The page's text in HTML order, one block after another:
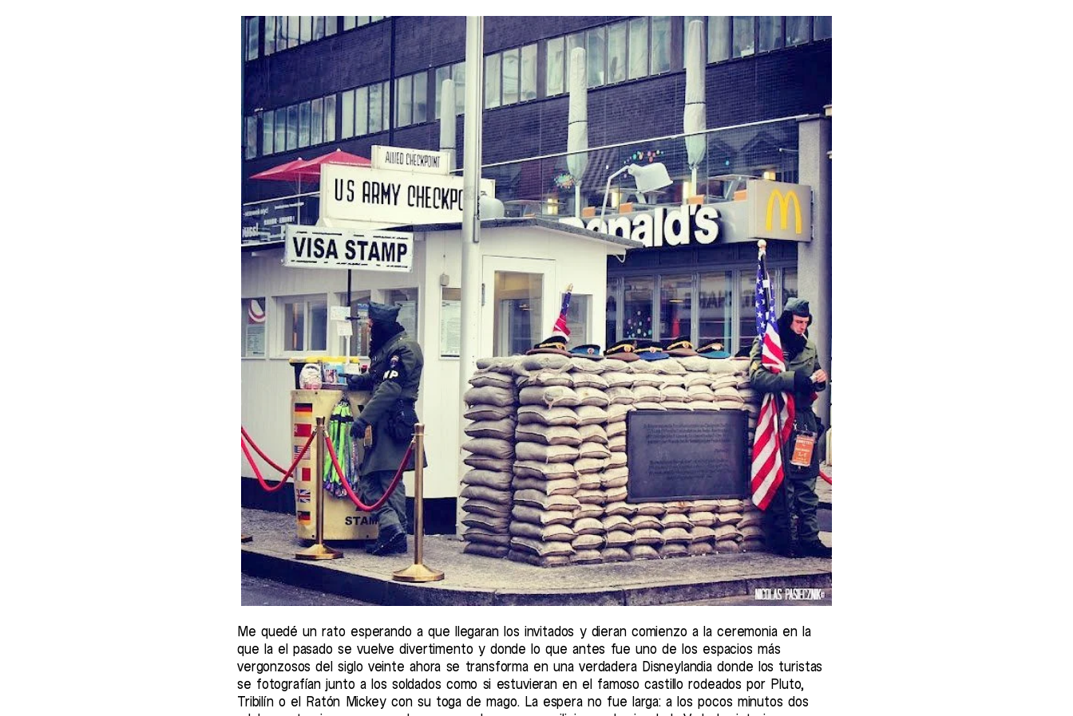
Me quedé un rato esperando a que llegaran los invitados y dieran comienzo a la ceremonia en la
que la el pasado se vuelve divertimento y donde lo que antes fue uno de los espacios más
vergonzosos del siglo veinte ahora se transforma en una verdadera Disneylandia donde los turistas
se fotografían junto a los soldados como si estuvieran en el famoso castillo rodeados por Pluto,
Tribilín o el Ratón Mickey con su toga de mago. La espera no fue larga: a los pocos minutos dos